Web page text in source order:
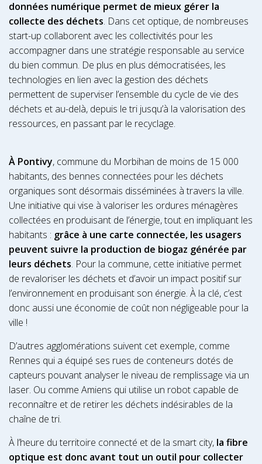
données numérique permet de mieux gérer la
collecte des déchets. Dans cet optique, de nombreuses
start-up collaborent avec les collectivités pour les
accompagner dans une stratégie responsable au service
du bien commun. De plus en plus démocratisées, les
technologies en lien avec la gestion des déchets
permettent de superviser l’ensemble du cycle de vie des
déchets et au-delà, depuis le tri jusqu’à la valorisation des
ressources, en passant par le recyclage.
À Pontivy, commune du Morbihan de moins de 15 000
habitants, des bennes connectées pour les déchets
organiques sont désormais disséminées à travers la ville.
Une initiative qui vise à valoriser les ordures ménagères
collectées en produisant de l’énergie, tout en impliquant les
habitants : grâce à une carte connectée, les usagers
peuvent suivre la production de biogaz générée par
leurs déchets. Pour la commune, cette initiative permet
de revaloriser les déchets et d’avoir un impact positif sur
l’environnement en produisant son énergie. À la clé, c’est
donc aussi une économie de coût non négligeable pour la
ville !
D’autres agglomérations suivent cet exemple, comme
Rennes qui a équipé ses rues de conteneurs dotés de
capteurs pouvant analyser le niveau de remplissage via un
laser. Ou comme Amiens qui utilise un robot capable de
reconnaître et de retirer les déchets indésirables de la
chaîne de tri.
À l’heure du territoire connecté et de la smart city, la fibre
optique est donc avant tout un outil pour collecter